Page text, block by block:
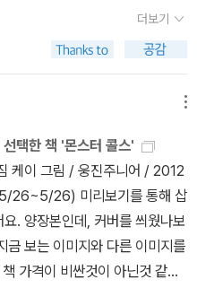
지한 씨에게 유령 선생은 빈틈
지어냈는데 멋있는 것 같아요!
나, 따박따박 걷지 않고 둥둥 떠
농담을 하는 나. 그런 나 덕분
변질되지 않을 수 있고, 나아가
다. 흥미로운 것은 그럼에도 불
간은 그 유령과 함께 집에서 보
어디까지나 진지한 씨인 것이
않았던 <몬스터 콜스>를 뒤늦
>이 떠올라 다시 읽어 보았다.
한다. 하지만 나는 조그마한 감
에 읽고 실망해서 시리즈를 더
즈가 마무리 되면서 관다시 관
북도 있어서 다시 읽기 시작했
듣는 시간이 늘어난것 같네요.^^
) 오디오북 덕분에 끝까지 읽
도 미리 내용이 읽힌다는것이
약 29시간 40분 분량) 제가 지
가장 길었던것 같네요. 워낙 분
나레이터가 잘 읽어주어서 끝
책입니다.^^ ( with 오디오북 :
Derek이 나레이터를 맡았
시간들은 지나치게 남루하다. *
바람도 아니고, 좀체 느껴지지
불면도 없어질 것이다. 조금만
된 감정들도 잦아들 것이다. 그
켜볼 밖에. 언제나 내가 할 수
으니까. 그래서 이런 책들. 김애
직히 말해 <두근두근 내인생>
크게 마음을 울리지 않았다. 조
숙해서, 나는 그 삶에 크게 흔들
지 않았다. 그런데 오늘,이 책의
던 진실은 끝내 읽고서야 알게
의 진실은 또한 나의 진실이기
온몸의 물이란 물이 모두 눈으
것 같았다. 하지만 사람 많은 카
날인 일요일 오전, 그때까지 울
팍이 아렸다. 오랫동안 병환을
속, 그 아마겟돈의 전장 한 복
아이를 본다.
내가 생각했던 게
이 아니다. 생각일 뿐이다. 무
.
더보기
택한 책 '몬스터 콜스'
케이 그림 / 웅진주니어 / 2012
26~5/26) 미리보기를 통해 삽
. 양장본인데, 커버를 씌웠나보
금 보는 이미지와 다른 이미지를
가격이 비싼것이 아닌것 같습